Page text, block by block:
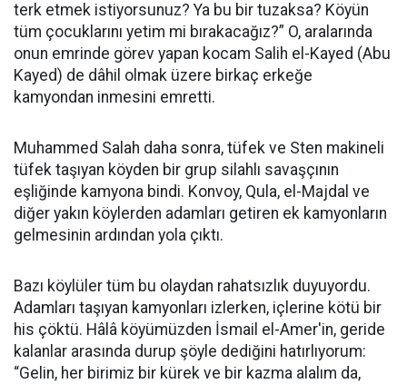
terk etmek istiyorsunuz? Ya bu bir tuzaksa? Köyün
tüm çocuklarını yetim mi bırakacağız?” O, aralarında
onun emrinde görev yapan kocam Salih el-Kayed (Abu
Kayed) de dâhil olmak üzere birkaç erkeğe
kamyondan inmesini emretti.
Muhammed Salah daha sonra, tüfek ve Sten makineli
tüfek taşıyan köyden bir grup silahlı savaşçının
eşliğinde kamyona bindi. Konvoy, Qula, el-Majdal ve
diğer yakın köylerden adamları getiren ek kamyonların
gelmesinin ardından yola çıktı.
Bazı köylüler tüm bu olaydan rahatsızlık duyuyordu.
Adamları taşıyan kamyonları izlerken, içlerine kötü bir
his çöktü. Hâlâ köyümüzden İsmail el-Amer'in, geride
kalanlar arasında durup şöyle dediğini hatırlıyorum:
“Gelin, her birimiz bir kürek ve bir kazma alalım da,